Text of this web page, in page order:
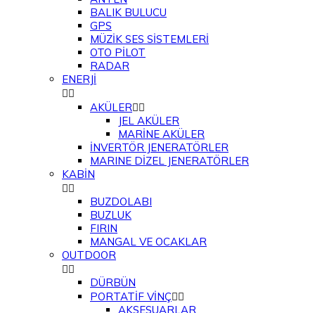
BALIK BULUCU
GPS
MÜZİK SES SİSTEMLERİ
OTO PİLOT
RADAR
ENERJİ

AKÜLER
JEL AKÜLER
MARİNE AKÜLER
İNVERTÖR JENERATÖRLER
MARINE DİZEL JENERATÖRLER
KABİN

BUZDOLABI
BUZLUK
FIRIN
MANGAL VE OCAKLAR
OUTDOOR

DÜRBÜN
PORTATİF VİNÇ
AKSESUARLAR